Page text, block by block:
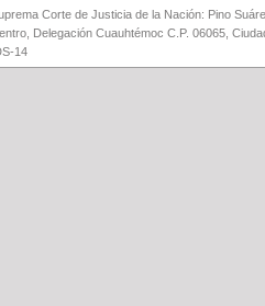
Corte de Justicia de la Nación: Pino
Delegación Cuauhtémoc C.P. 06065,
14